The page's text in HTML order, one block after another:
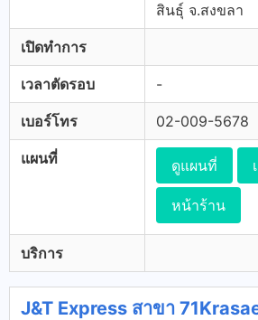
สินธุ์ จ.สงขลา
เปิดทำการ
เวลาตัดรอบ -
เบอร์โทร 02-009-5678
แผนที่ ดูแผนที่
หน้าร้าน
บริการ
J&T Express สาขา